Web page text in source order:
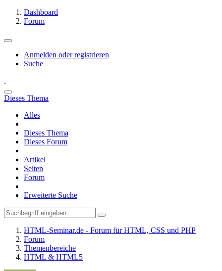
Dashboard
Forum
Anmelden oder registrieren
Suche
Dieses Thema
Alles
Dieses Thema
Dieses Forum
Artikel
Seiten
Forum
Erweiterte Suche
HTML-Seminar.de - Forum für HTML, CSS und PHP
Forum
Themenbereiche
HTML & HTML5